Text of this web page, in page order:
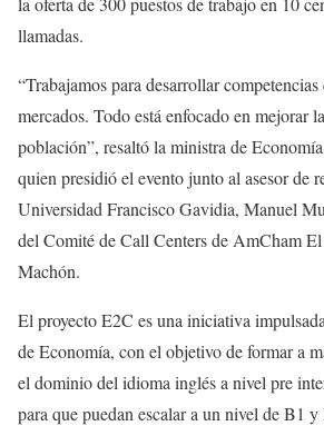
llamadas.
“Trabajamos para desarrollar
mercados. Todo está enfocado en mejorar
población”, resaltó la ministra de
quien presidió el evento junto al asesor de
Universidad Francisco Gavidia, Manuel
del Comité de Call Centers de AmCham
Machón.
El proyecto E2C es una iniciativa
de Economía, con el objetivo de formar a
el dominio del idioma inglés a nivel pre
para que puedan escalar a un nivel de B1